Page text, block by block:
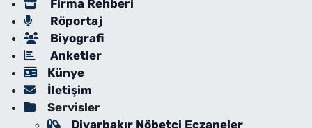
Firma Rehberi
Röportaj
Biyografi
Anketler
Künye
İletişim
Servisler
Diyarbakır Nöbetçi Eczaneler